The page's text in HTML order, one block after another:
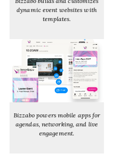
dynamic event websites with
templates.
Bizzabo powers mobile apps for
agendas, networking, and live
engagement.